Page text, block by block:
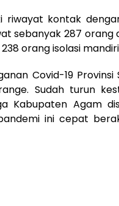
kontak
sebanyak 287
orang isolasi
Covid-19
Sudah turun
Kabupaten Agam
ini cepat